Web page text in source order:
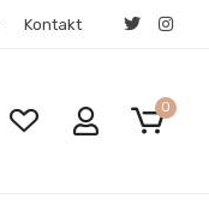
Kontakt
0